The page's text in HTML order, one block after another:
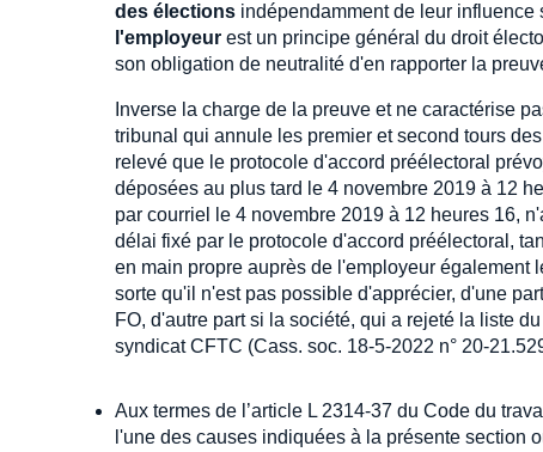
des élections indépendamment de leur influence
l'employeur est un principe général du droit
son obligation de neutralité d'en rapporter la
Inverse la charge de la preuve et ne caractérise
tribunal qui annule les premier et second tours
relevé que le protocole d'accord préélectoral
déposées au plus tard le 4 novembre 2019 à 12
par courriel le 4 novembre 2019 à 12 heures 16,
délai fixé par le protocole d'accord préélectoral,
en main propre auprès de l'employeur également
sorte qu'il n'est pas possible d'apprécier, d'une
FO, d'autre part si la société, qui a rejeté la liste
syndicat CFTC (Cass. soc. 18-5-2022 n° 20-
Aux termes de l’article L 2314-37 du Code du
l'une des causes indiquées à la présente section